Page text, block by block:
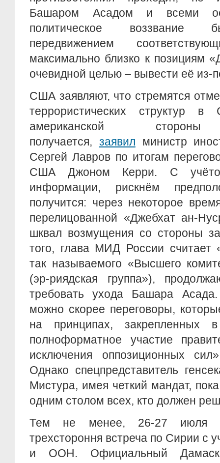
Башаром Асадом и всеми
политическое воззвание
передвижением
максимально близко к позициям
очевидной целью – вывести её из-
США заявляют, что стремятся
террористических структур
американской
получается, заявил министр
Сергей Лавров по итогам
США Джоном Керри. С
информации, рискнём
получится: через некоторое
перелицованной «Джебхат ан-
шквал возмущения со стороны
того, глава МИД России считает
так называемого «Высшего
(эр-риядская группа»),
требовать ухода Башара
можно скорее переговоры,
на принципах,
полноформатное участие
исключения оппозиционных
Однако спецпредставитель
Мистура, имея четкий мандат,
одним столом всех, кто должен
Тем не менее, 26-27 июля
трехстороння встреча по Сирии с
и ООН. Официальный